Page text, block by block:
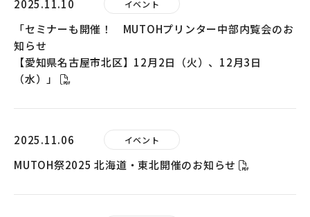
2025.11.10 イベント
「セミナーも開催！ MUTOHプリンター中部内覧会のお
知らせ
【愛知県名古屋市北区】12月2日（火）、12月3日
（水）」
2025.11.06 イベント
MUTOH祭2025 北海道・東北開催のお知らせ